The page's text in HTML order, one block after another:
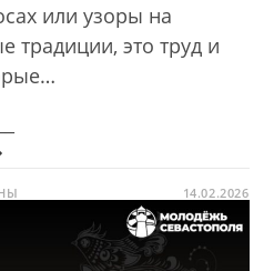
или узоры на
традиции, это труд и
Открытие
состоялось!
14.02.2026